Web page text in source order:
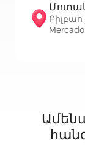
Բիլբաո